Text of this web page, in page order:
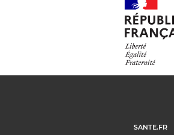
SANTE.FR